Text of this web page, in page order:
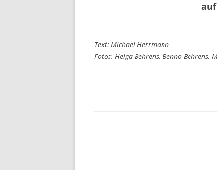
Text: Michael Herrmann
Fotos: Helga Behrens, Benno Behrens,